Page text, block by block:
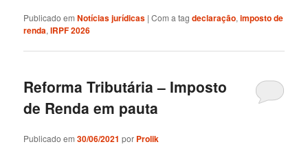
Publicado em Notícias jurídicas |Com a tagdeclaração,imposto de
renda,IRPF 2026
Reforma Tributária – Imposto
de Renda em pauta
Publicado em30/06/2021 por Prolik